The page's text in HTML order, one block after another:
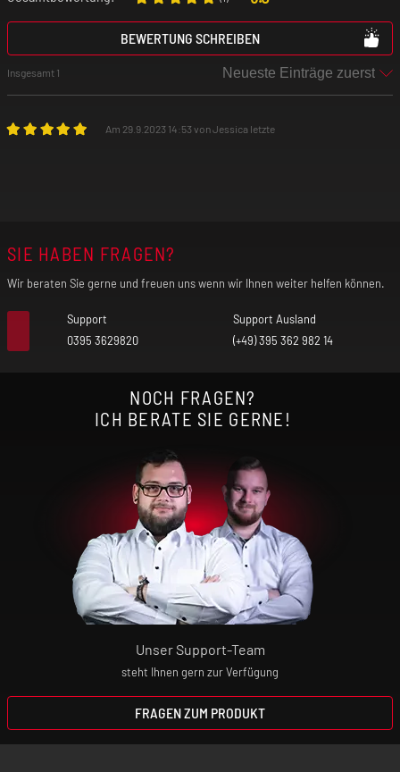
Bildschirm: TFT Touch-Farb-Display
Betrieben durch: 2 x 18650er Akkuzellen (nicht im
Durchmesser: 29 mm
Zugverhalten: DL
Liquidkapazität: 5,5 ml
Befüllmechanismus: Top-Fill-System
Airflow: Top
BEWERTUNG SCHREIBEN
Insgesamt 1
Am 29.9.2023 14:53 von Jessica letzte
SIE HABEN FRAGEN?
Wir beraten Sie gerne und freuen uns wenn wir Ihnen weiter helfen können.
Support
0395 3629820
Support Ausland
(+49) 395 362 982 14
NOCH FRAGEN?
ICH BERATE SIE GERNE!
Unser Support-Team
steht Ihnen gern zur Verfügung
FRAGEN ZUM PRODUKT